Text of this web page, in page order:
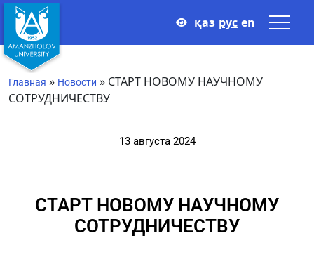
қаз рус en
Главная » Новости » СТАРТ НОВОМУ НАУЧНОМУ
СОТРУДНИЧЕСТВУ
13 августа 2024
СТАРТ НОВОМУ НАУЧНОМУ
СОТРУДНИЧЕСТВУ